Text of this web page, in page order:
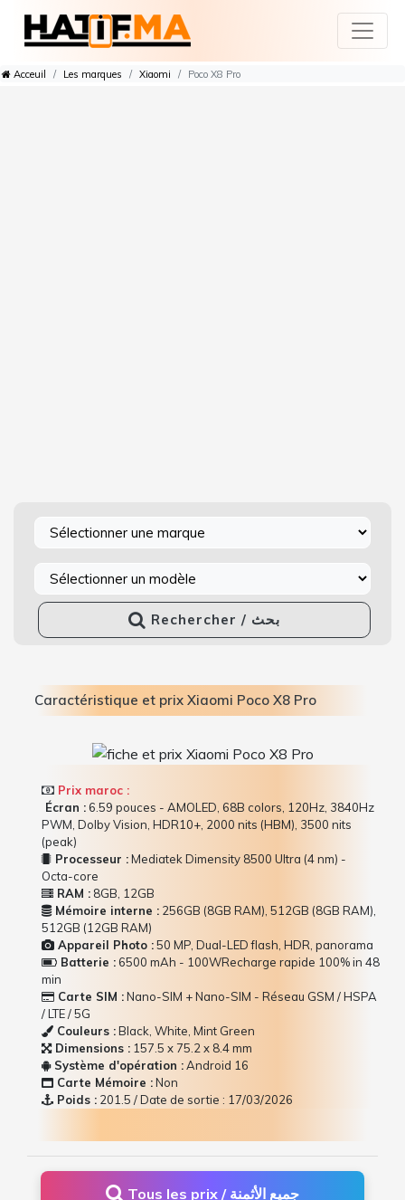
Acceuil Les marques Xiaomi Poco X8 Pro
Rechercher / بحث
Caractéristique et prix Xiaomi Poco X8 Pro
Prix maroc :
Écran :6.59 pouces - AMOLED, 68B colors, 120Hz, 3840Hz
PWM, Dolby Vision, HDR10+, 2000 nits (HBM), 3500 nits
(peak)
Processeur :Mediatek Dimensity 8500 Ultra (4 nm) -
Octa-core
RAM : 8GB, 12GB
Mémoire interne : 256GB (8GB RAM), 512GB (8GB RAM),
512GB (12GB RAM)
Appareil Photo :50 MP, Dual-LED flash, HDR, panorama
Batterie :6500 mAh - 100WRecharge rapide 100% in 48
min
Carte SIM :Nano-SIM + Nano-SIM - Réseau GSM / HSPA
/ LTE / 5G
Couleurs :Black, White, Mint Green
Dimensions : 157.5 x 75.2 x 8.4 mm
Système d'opération :Android 16
Carte Mémoire :Non
Poids : 201.5 / Date de sortie : 17/03/2026
Tous les prix / جميع الأثمنة